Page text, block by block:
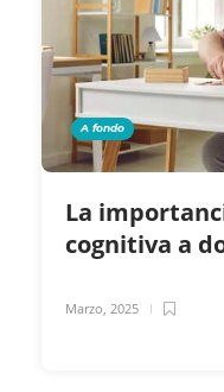
A fondo
La
cognitiva a
Marzo, 2025